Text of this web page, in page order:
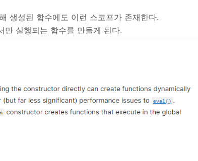
생성된 함수에도 이런 스코프가 존재한다.
만 실행되는 함수를 만들게 된다.